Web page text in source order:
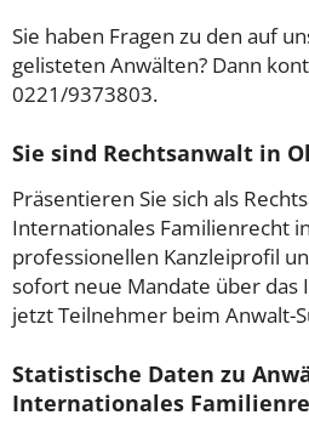
Sie haben Fragen zu den auf
gelisteten Anwälten? Dann
0221/9373803.
Sie sind Rechtsanwalt in
Präsentieren Sie sich als
Internationales Familienrecht
professionellen Kanzleiprofil
sofort neue Mandate über das
jetzt Teilnehmer beim Anwalt-
Statistische Daten zu
Internationales